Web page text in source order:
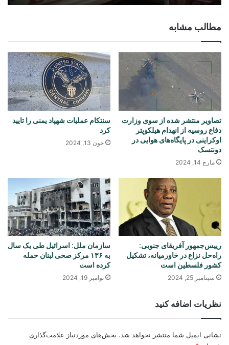
مطالب مشابه
تصاویر منتشر شده از سوی وزارت
دفاع روسیه از انهدام هیلکوپتر
اوکراینی در پایگاه‌های هوایی در
دونتسک
مارچ 14, 2024
سنتکام عملیات شهپاد یمنی را تایید
کرد
جون 13, 2024
رییس‌جمهور آفریقای جنوبی:
راه‌حل نزاع در خاورمیانه، تشکیل
کشور فلسطین است
سپتامبر 25, 2024
سازمان ملل: اسرائیل طی یک سال
به ۱۳۶ مرکز صحی لبنان حمله
کرده است
نوامبر 19, 2024
نظریات اضافه کنید
نشانی ایمیل شما منتشر نخواهد شد. بخش‌های موردنیاز علامت‌گذاری